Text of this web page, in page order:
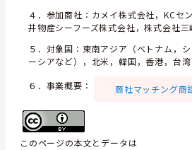
４．参加商社：カメイ株式会社，KCセ
井物産シーフーズ株式会社，株式会社
５．対象国：東南アジア（ベトナム，
ーシアなど），北米，韓国，香港，台
６．事業概要：
商社マッチング商
このページの本文とデータは